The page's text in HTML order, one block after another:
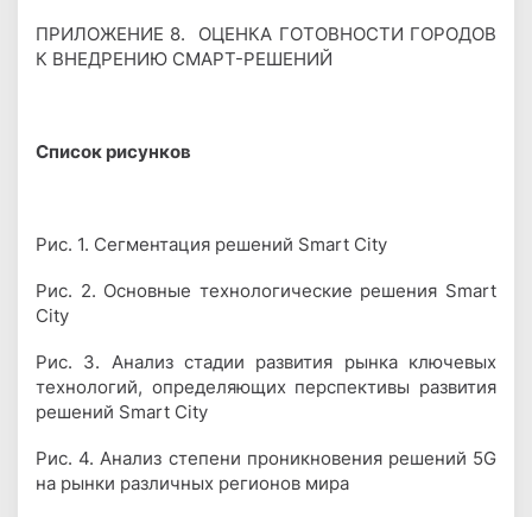
ПРИЛОЖЕНИЕ 8. ОЦЕНКА ГОТОВНОСТИ ГОРОДОВ
К ВНЕДРЕНИЮ СМАРТ-РЕШЕНИЙ
Cписок рисунков
Рис. 1. Сегментация решений Smart City
Рис. 2. Основные технологические решения Smart
City
Рис. 3. Анализ стадии развития рынка ключевых
технологий, определяющих перспективы развития
решений Smart City
Рис. 4. Анализ степени проникновения решений 5G
на рынки различных регионов мира